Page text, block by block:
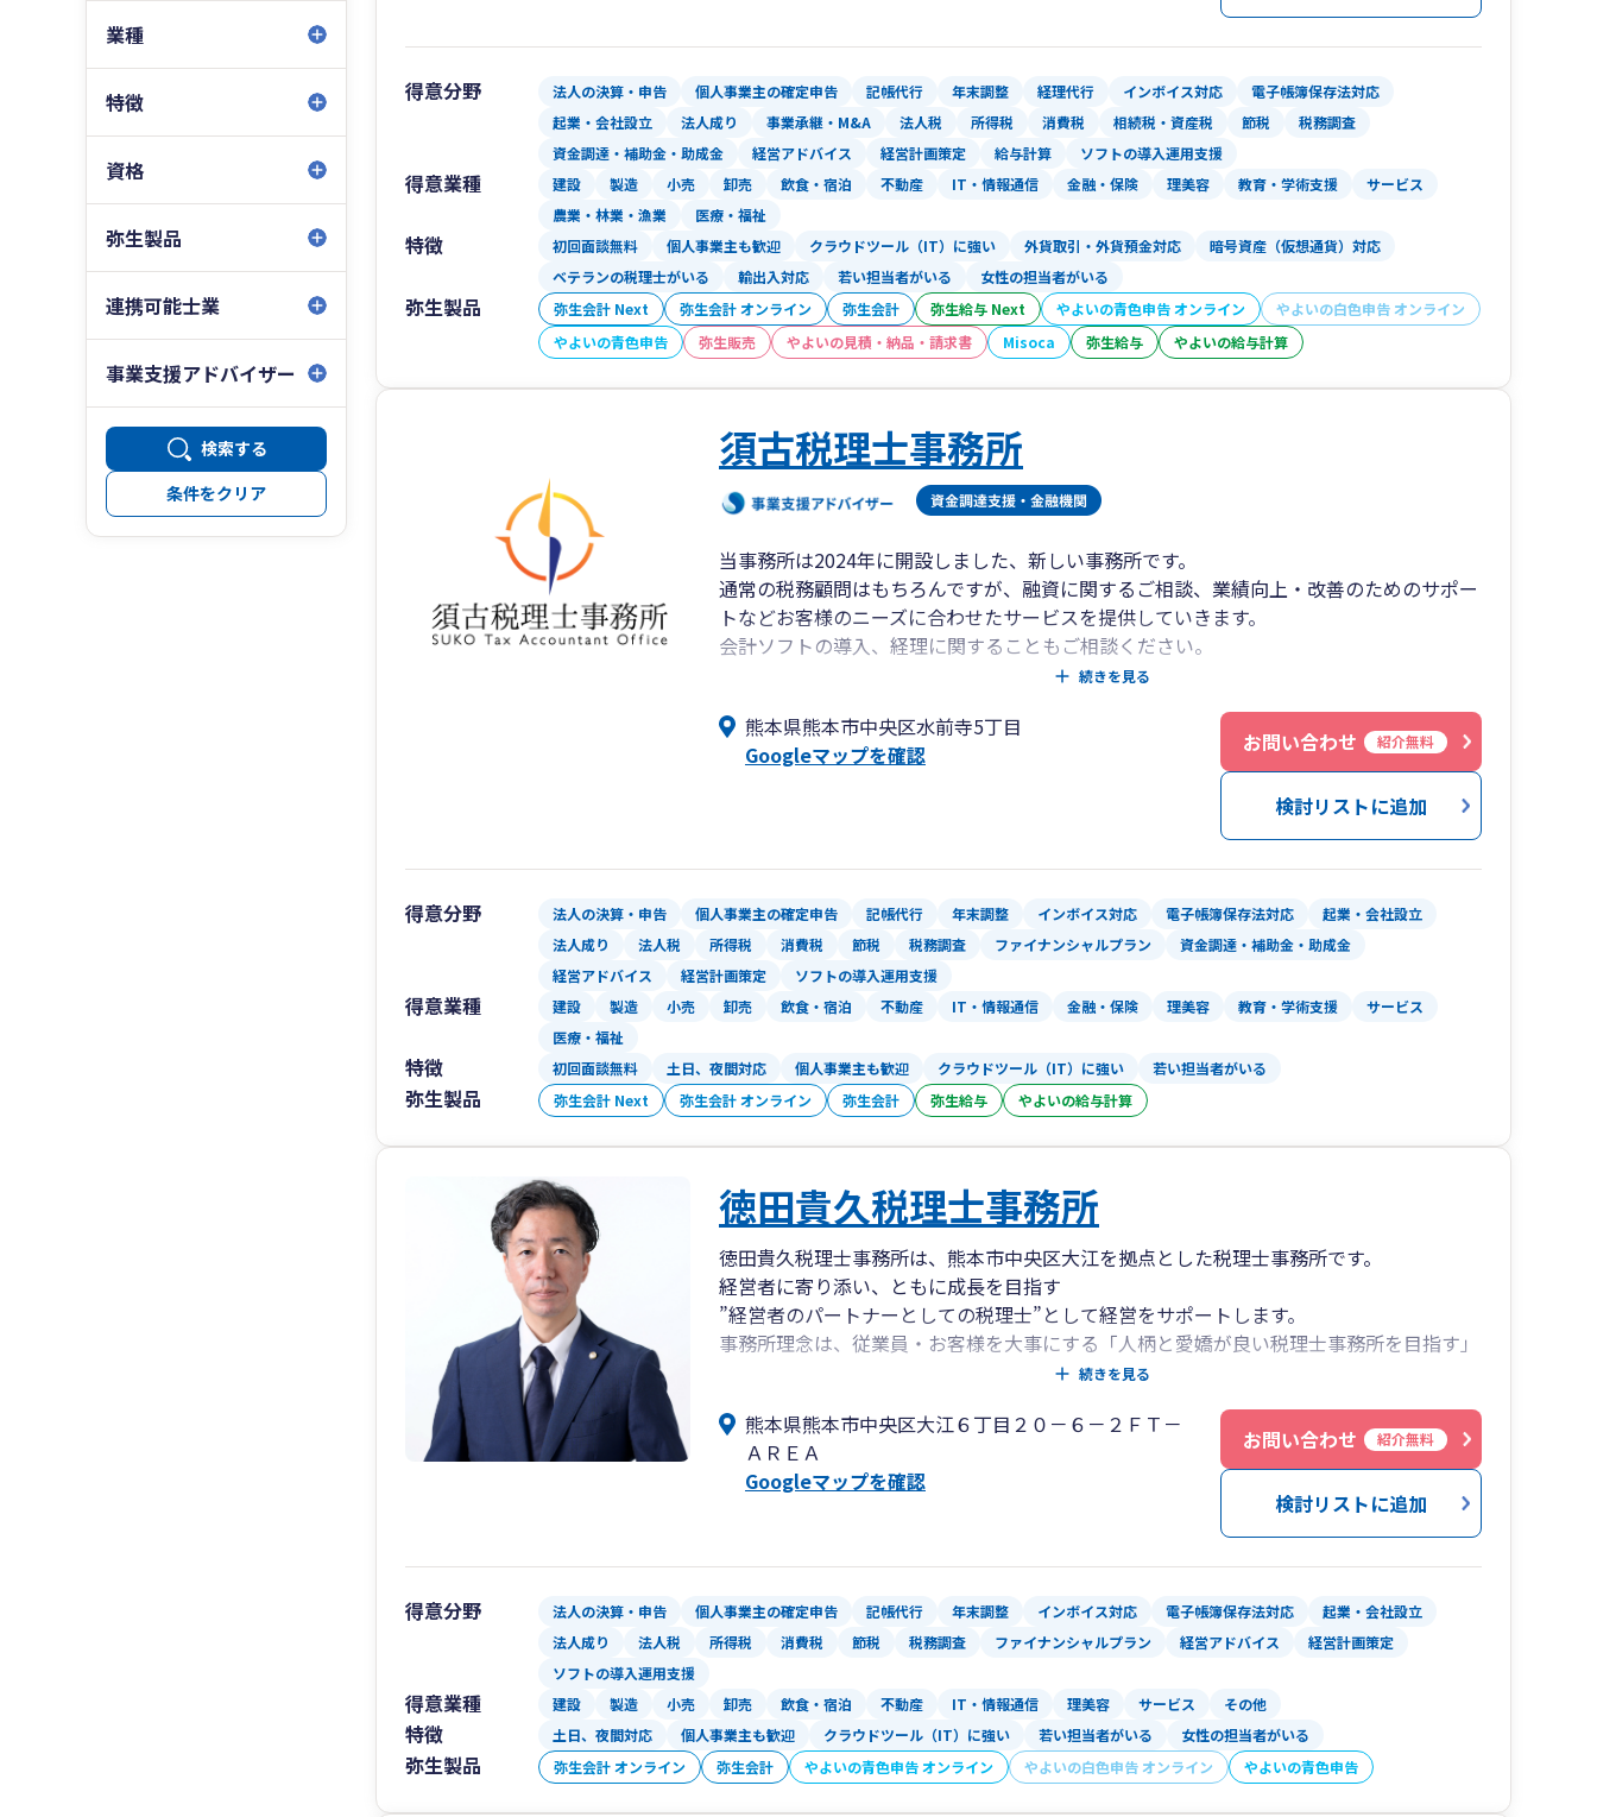
業種
特徴
資格
弥生製品
連携可能士業
事業支援アドバイザー
検索する
条件をクリア
◎TTSコンサルティング株式会社
■企業経営の高品質コンサルティング
・プライベートコンサルティング
・企業組織再編コンサルティング
・株式・営業権・企業評価コンサルティング
◎TTSマネジメント株式会社（どんたく会計、ひのくに会計、ひむか会計、せごどん会
計）
■記帳代行のサポート
・クラウド会計導入運用支援サービス
・記帳代行サービス
・アウトソーシングサービス
◎武内マネジメントオフィス
■保険代理店のエキスパート
・損害保険代理店
◎拠点一覧
[熊 本]熊本市中央区坪井6-23-3 096-345-6211
[福 岡]福岡市中央区舞鶴2-8-20 092-781-0251
[相続税専門]福岡市中央区長浜2-2-8 092-718-2900
得意分野 法人の決算・申告 個人事業主の確定申告 記帳代行 年末調整 経理代行 インボイス対応
電子帳簿保存法対応
起業・会社設立
法人成り 事業承継・M&A 法人税 所得税 消費税 相続税・資産税 節税
税務調査
資金調達・補助金・助成金
経営アドバイス 経営計画策定 給与計算 ソフトの導入運用支援
得意業種 建設 製造 小売 卸売 飲食・宿泊 不動産 IT・情報通信 金融・保険 理美容 教育・学術支援
サービス
農業・林業・漁業
医療・福祉
特徴 初回面談無料 個人事業主も歓迎 クラウドツール（IT）に強い 外貨取引・外貨預金対応
暗号資産（仮想通貨）対応
ベテランの税理士がいる
輸出入対応 若い担当者がいる 女性の担当者がいる
弥生製品 弥生会計 Next 弥生会計 オンライン 弥生会計 弥生給与 Next やよいの青色申告 オンライン
やよいの白色申告 オンライン
やよいの青色申告
弥生販売 やよいの見積・納品・請求書 Misoca 弥生給与 やよいの給与計算
須古税理士事務所
当事務所は2024年に開設しました、新しい事務所です。
通常の税務顧問はもちろんですが、融資に関するご相談、業績向上・改善のためのサポー
トなどお客様のニーズに合わせたサービスを提供していきます。
会計ソフトの導入、経理に関することもご相談ください。
顧問契約をするまではないけど、税理士に相談したい・・などの単発での対応も受け付け
卸売業・小売業・サービス業・建設業・医療（法人、個人）など様々な業種に対応いたし
ます。
対面での面談は、熊本・福岡を中心としておりますが、Web会議システムを利用し全国対
続きを見る
熊本県熊本市中央区水前寺5丁目
Googleマップを確認
お問い合わせ 紹介無料
検討リストに追加
得意分野 法人の決算・申告 個人事業主の確定申告 記帳代行 年末調整 インボイス対応 電子帳簿保存法対応
起業・会社設立
法人成り
法人税 所得税 消費税 節税 税務調査 ファイナンシャルプラン
資金調達・補助金・助成金
経営アドバイス
経営計画策定 ソフトの導入運用支援
得意業種 建設 製造 小売 卸売 飲食・宿泊 不動産 IT・情報通信 金融・保険 理美容 教育・学術支援
サービス
医療・福祉
特徴 初回面談無料 土日、夜間対応 個人事業主も歓迎 クラウドツール（IT）に強い 若い担当者がいる
弥生製品 弥生会計 Next 弥生会計 オンライン 弥生会計 弥生給与 やよいの給与計算
徳田貴久税理士事務所
徳田貴久税理士事務所は、熊本市中央区大江を拠点とした税理士事務所です。
経営者に寄り添い、ともに成長を目指す
”経営者のパートナーとしての税理士”として経営をサポートします。
事務所理念は、従業員・お客様を大事にする「人柄と愛嬌が良い税理士事務所を目指す」
・事務所の体制
代表税理士と、キャリアの長い専門スタッフ（行政書士）の2人体制で対応していおりま
す。
代表税理士は1980年生まれですので、これから起業する方など、長期に渡ってサポートす
また、積極的に最新のシステムなどを導入しておりますので、財務業務のオンライン化や
効率化などの課題に対応することができます。
・情報の提供
年間の料金が確定しておりますので、安心してご依頼ください。
その他、様々な情報を開示しております。
続きを見る
熊本県熊本市中央区大江６丁目２０－６－２ＦＴ－
ＡＲＥＡ
Googleマップを確認
お問い合わせ 紹介無料
検討リストに追加
得意分野 法人の決算・申告 個人事業主の確定申告 記帳代行 年末調整 インボイス対応 電子帳簿保存法対応
起業・会社設立
法人成り
法人税 所得税 消費税 節税 税務調査 ファイナンシャルプラン 経営アドバイス
経営計画策定
ソフトの導入運用支援
得意業種 建設 製造 小売 卸売 飲食・宿泊 不動産 IT・情報通信 理美容 サービス その他
特徴 土日、夜間対応 個人事業主も歓迎 クラウドツール（IT）に強い 若い担当者がいる 女性の担当者がいる
弥生製品 弥生会計 オンライン 弥生会計 やよいの青色申告 オンライン やよいの白色申告 オンライン やよいの青色申告